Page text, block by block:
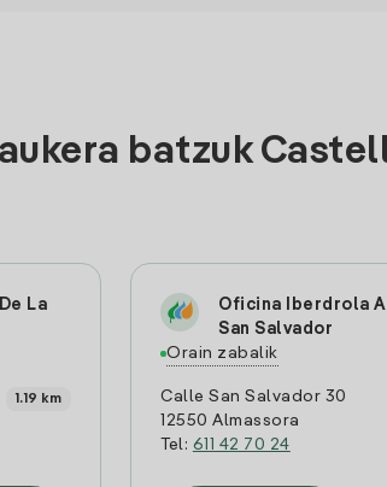
batzuk
La
1.19 km
Oficina Iberdrola
San Salvador
Orain zabalik
Calle San Salvador 30
12550 Almassora
Tel: 611 42 70 24